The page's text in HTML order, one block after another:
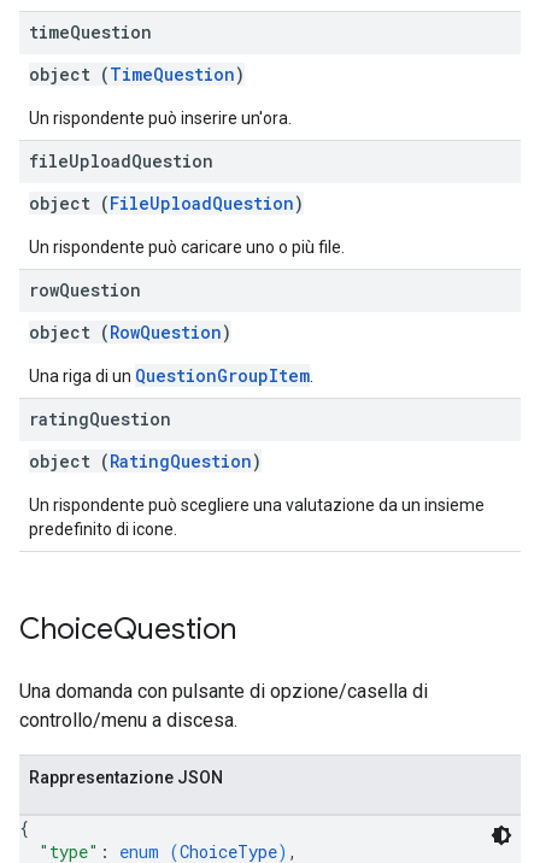
timeQuestion
object (TimeQuestion)
Un rispondente può inserire un'ora.
fileUploadQuestion
object (FileUploadQuestion)
Un rispondente può caricare uno o più file.
rowQuestion
object (RowQuestion)
Una riga di un QuestionGroupItem
ratingQuestion
object (RatingQuestion)
Un rispondente può scegliere una valutazione da un insieme
predefinito di icone.
ChoiceQuestion
Una domanda con pulsante di opzione/casella di
controllo/menu a discesa.
Rappresentazione JSON
{
"type" : enum (ChoiceType) ,